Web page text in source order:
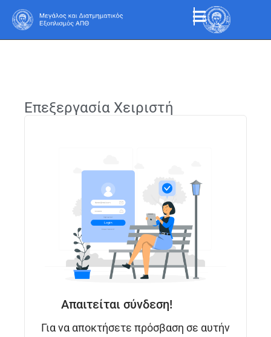
Επεξεργασία Χειριστή
Απαιτείται σύνδεση!
Για να αποκτήσετε πρόσβαση σε αυτήν